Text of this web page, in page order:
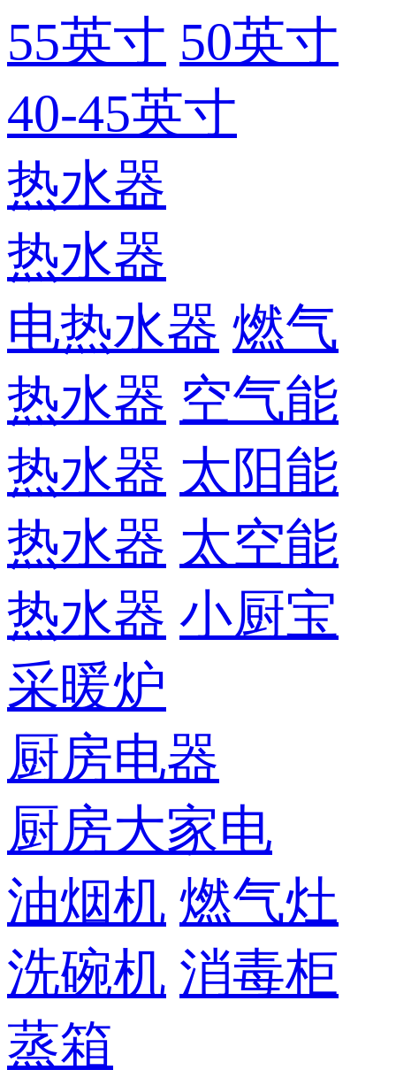
55英寸 50英寸
40-45英寸
热水器
热水器
电热水器 燃气
热水器 空气能
热水器 太阳能
热水器 太空能
热水器 小厨宝
采暖炉
厨房电器
厨房大家电
油烟机 燃气灶
洗碗机 消毒柜
蒸箱